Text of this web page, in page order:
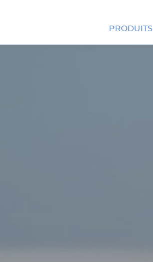
PRODUITS